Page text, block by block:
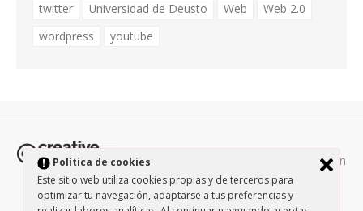
Política de cookies
Este sitio web utiliza cookies propias y de terceros para
optimizar tu navegación, adaptarse a tus preferencias y
twitter
Universidad de Deusto Web
Web 2.0
wordpress
youtube
Todos los contenidos de esta página están
protegidos por la licencia Creative Commons Attribution-
NonCommercial-ShareAlike 3.0. / Política de privacidad